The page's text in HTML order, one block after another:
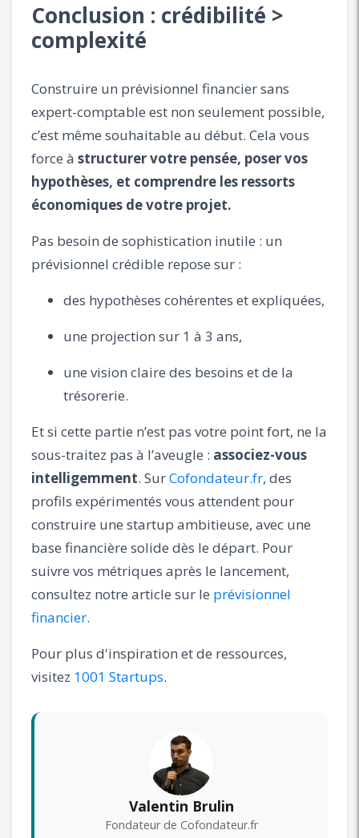
Conclusion : crédibilité >
complexité
Construire un prévisionnel financier sans
expert-comptable est non seulement possible,
c’est même souhaitable au début. Cela vous
force à structurer votre pensée, poser vos
hypothèses, et comprendre les ressorts
économiques de votre projet.
Pas besoin de sophistication inutile : un
prévisionnel crédible repose sur :
des hypothèses cohérentes et expliquées,
une projection sur 1 à 3 ans,
une vision claire des besoins et de la
trésorerie.
Et si cette partie n’est pas votre point fort, ne la
sous-traitez pas à l’aveugle : associez-vous
intelligemment. SurCofondateur.fr, des
profils expérimentés vous attendent pour
construire une startup ambitieuse, avec une
base financière solide dès le départ. Pour
suivre vos métriques après le lancement,
consultez notre article sur le prévisionnel
financier.
Pour plus d'inspiration et de ressources,
visitez 1001 Startups.
Valentin Brulin
Fondateur de Cofondateur.fr